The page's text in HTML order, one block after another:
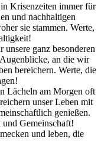
Krisenzeiten immer für
und nachhaltigen
sie stammen. Werte,
ganz besonderen
an die wir
bereichern. Werte, die
Lächeln am Morgen oft
unser Leben mit
genießen.
Gemeinschaft!
und leben, die